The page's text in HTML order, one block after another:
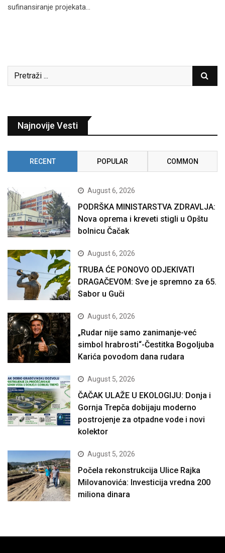
sufinansiranje projekata…
Najnovije Vesti
RECENT POPULAR COMMON
August 6, 2026
PODRŠKA MINISTARSTVA ZDRAVLJA:
Nova oprema i kreveti stigli u Opštu
bolnicu Čačak
August 6, 2026
TRUBA ĆE PONOVO ODJEKIVATI
DRAGAČEVOM: Sve je spremno za 65.
Sabor u Guči
August 6, 2026
„Rudar nije samo zanimanje-već
simbol hrabrosti“-Čestitka Bogoljuba
Karića povodom dana rudara
August 5, 2026
ČAČAK ULAŽE U EKOLOGIJU: Donja i
Gornja Trepča dobijaju moderno
postrojenje za otpadne vode i novi
kolektor
August 5, 2026
Počela rekonstrukcija Ulice Rajka
Milovanovića: Investicija vredna 200
miliona dinara